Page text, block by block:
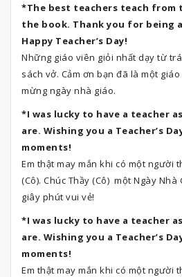
*The best teachers teach
the book. Thank you for being
Happy Teacher’s Day!
Những giáo viên giỏi nhất dạy từ
sách vở. Cảm ơn bạn đã là một
mừng ngày nhà giáo.
*I was lucky to have a teacher
are. Wishing you a Teacher’s
moments!
Em thật may mắn khi có một người
(Cô). Chúc Thầy (Cô) một Ngày
giây phút vui vẻ!
*I was lucky to have a teacher
are. Wishing you a Teacher’s
moments!
Em thật may mắn khi có một người